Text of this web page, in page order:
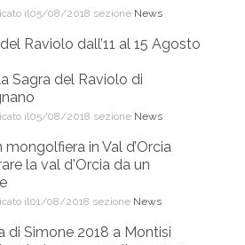
il05/08/2018 sezione News
Raviolo dall’11 al 15 Agosto
Sagra del Raviolo di
il05/08/2018 sezione News
mongolfiera in Val d’Orcia
la val d'Orcia da un
il01/08/2018 sezione News
di Simone 2018 a Montisi